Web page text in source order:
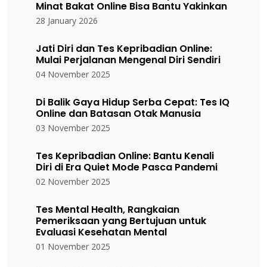
Minat Bakat Online Bisa Bantu Yakinkan
28 January 2026
Jati Diri dan Tes Kepribadian Online:
Mulai Perjalanan Mengenal Diri Sendiri
04 November 2025
Di Balik Gaya Hidup Serba Cepat: Tes IQ
Online dan Batasan Otak Manusia
03 November 2025
Tes Kepribadian Online: Bantu Kenali
Diri di Era Quiet Mode Pasca Pandemi
02 November 2025
Tes Mental Health, Rangkaian
Pemeriksaan yang Bertujuan untuk
Evaluasi Kesehatan Mental
01 November 2025